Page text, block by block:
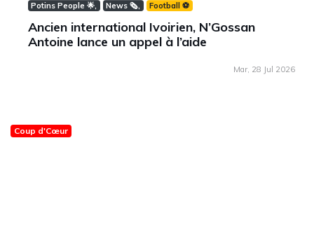
Potins People 🌟 News 🗞️ Football ⚽️
Ancien international Ivoirien, N’Gossan
Antoine lance un appel à l’aide
Mar, 28 Jul 2026
Coup d'Cœur